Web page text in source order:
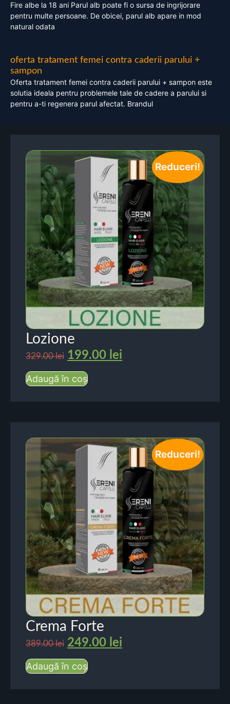
Fire albe la 18 ani Parul alb poate fi o sursa de ingrijorare
pentru multe persoane. De obicei, parul alb apare in mod
natural odata
oferta tratament femei contra caderii parului +
sampon
Oferta tratament femei contra caderii parului + sampon este
solutia ideala pentru problemele tale de cadere a parului si
pentru a-ti regenera parul afectat. Brandul
Reduceri!
Lozione
329.00lei 199.00 lei
Adaugă în coș
Reduceri!
Crema Forte
389.00lei 249.00 lei
Adaugă în coș